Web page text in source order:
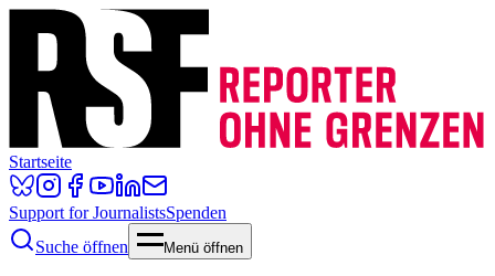
Startseite
Support for JournalistsSpenden
Suche öffnen
Menü öffnen